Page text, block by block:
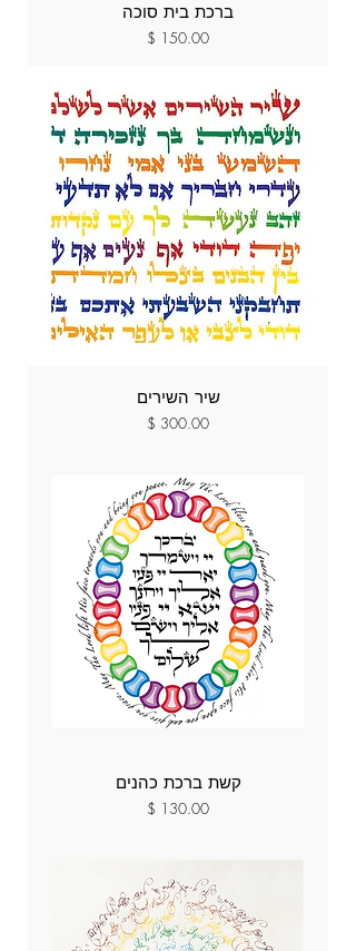
ברכת בית סוכה
מחיר
שיר השירים
מחיר
קשת ברכת כהנים
מחיר